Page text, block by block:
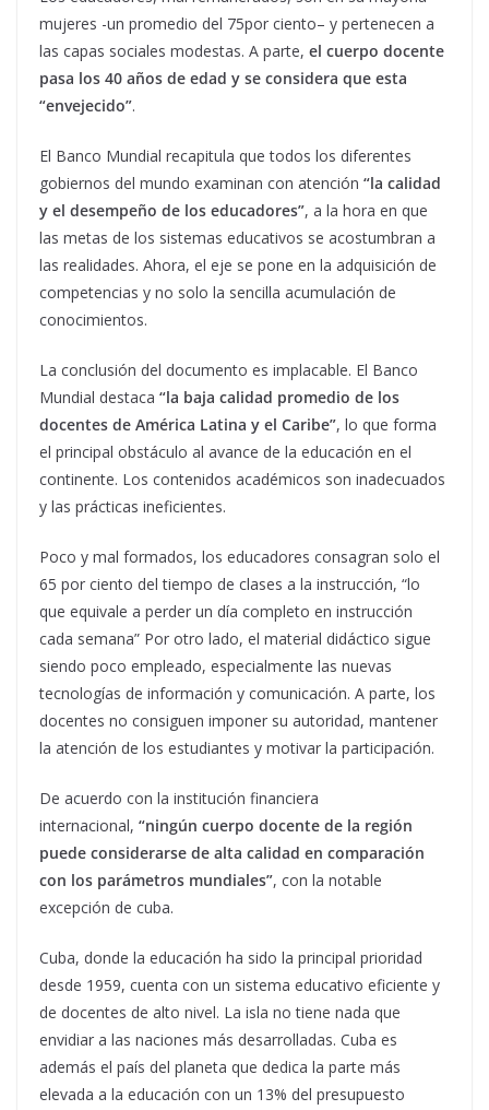
mujeres -un promedio del 75por ciento– y pertenecen a
las capas sociales modestas. A parte, el cuerpo docente
pasa los 40 años de edad y se considera que esta
“envejecido”.
El Banco Mundial recapitula que todos los diferentes
gobiernos del mundo examinan con atención “la calidad
y el desempeño de los educadores”, a la hora en que
las metas de los sistemas educativos se acostumbran a
las realidades. Ahora, el eje se pone en la adquisición de
competencias y no solo la sencilla acumulación de
conocimientos.
La conclusión del documento es implacable. El Banco
Mundial destaca “la baja calidad promedio de los
docentes de América Latina y el Caribe”, lo que forma
el principal obstáculo al avance de la educación en el
continente. Los contenidos académicos son inadecuados
y las prácticas ineficientes.
Poco y mal formados, los educadores consagran solo el
65 por ciento del tiempo de clases a la instrucción, “lo
que equivale a perder un día completo en instrucción
cada semana” Por otro lado, el material didáctico sigue
siendo poco empleado, especialmente las nuevas
tecnologías de información y comunicación. A parte, los
docentes no consiguen imponer su autoridad, mantener
la atención de los estudiantes y motivar la participación.
De acuerdo con la institución financiera
internacional, “ningún cuerpo docente de la región
puede considerarse de alta calidad en comparación
con los parámetros mundiales”, con la notable
excepción de cuba.
Cuba, donde la educación ha sido la principal prioridad
desde 1959, cuenta con un sistema educativo eficiente y
de docentes de alto nivel. La isla no tiene nada que
envidiar a las naciones más desarrolladas. Cuba es
además el país del planeta que dedica la parte más
elevada a la educación con un 13% del presupuesto